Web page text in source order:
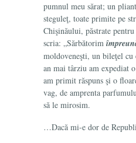
pumnul meu sărat; un
steguleţ, toate primite pe
Chişinăului, păstrate
scria: „Sărbătorim
moldoveneşti, un bileţel cu
an mai târziu am expediat
am primit răspuns şi o
vag, de amprenta
să le mirosim.
…Dacă mi-e dor de